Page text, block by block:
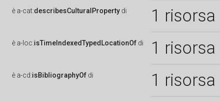
è a-cat:describesCulturalProperty di 1 risorsa
è a-loc:isTimeIndexedTypedLocationOf di 1 risorsa
è a-cd:isBibliographyOf di 1 risorsa